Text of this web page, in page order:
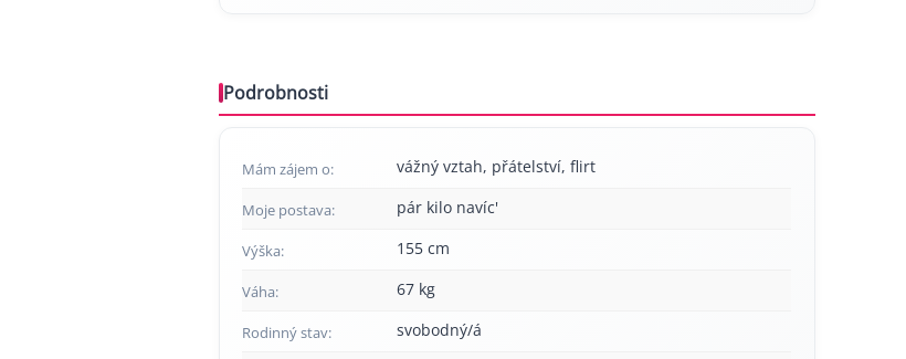
Podrobnosti
Mám zájem o: vážný vztah, přátelství, flirt
Moje postava: pár kilo navíc'
Výška: 155 cm
Váha: 67 kg
Rodinný stav: svobodný/á